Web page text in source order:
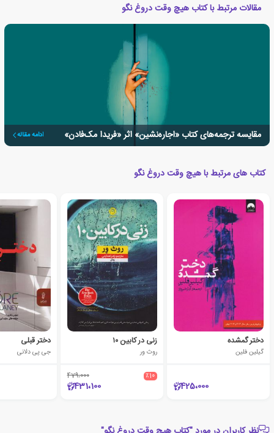
مقالات مرتبط با کتاب هیچ وقت دروغ نگو
مقایسه ترجمه‌های کتاب «اجاره‌نشین» اثر «فریدا مک‌فادن» ادامه مقاله
کتاب های مرتبط با هیچ وقت دروغ نگو
دختر گمشده
گیلین فلین
425،000
زنی در کابین ۱۰
روث ور
٪10 479،000
431،100
دختر قبلی
جی پی دلانی